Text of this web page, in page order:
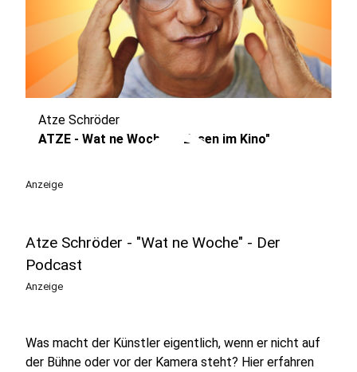
play_circle
Atze Schröder
ATZE - Wat ne Woche - "Essen im Kino"
Anzeige
Atze Schröder - "Wat ne Woche" - Der
Podcast
Anzeige
Was macht der Künstler eigentlich, wenn er nicht auf
der Bühne oder vor der Kamera steht? Hier erfahren